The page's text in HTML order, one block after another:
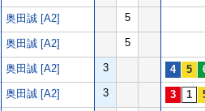
奥田誠 [A2] 5
奥田誠 [A2] 5
奥田誠 [A2] 3
奥田誠 [A2] 3